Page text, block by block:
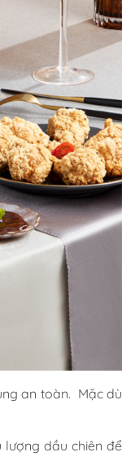
an toàn. Mặc dù
dầu chiên để